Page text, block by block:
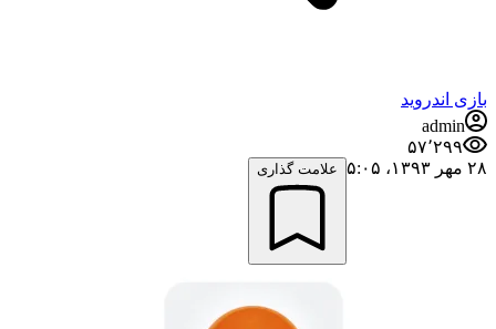
بازی اندروید
admin
۵۷٬۲۹۹
۲۸ مهر ۱۳۹۳،‏ ۵:۰۵
علامت گذاری